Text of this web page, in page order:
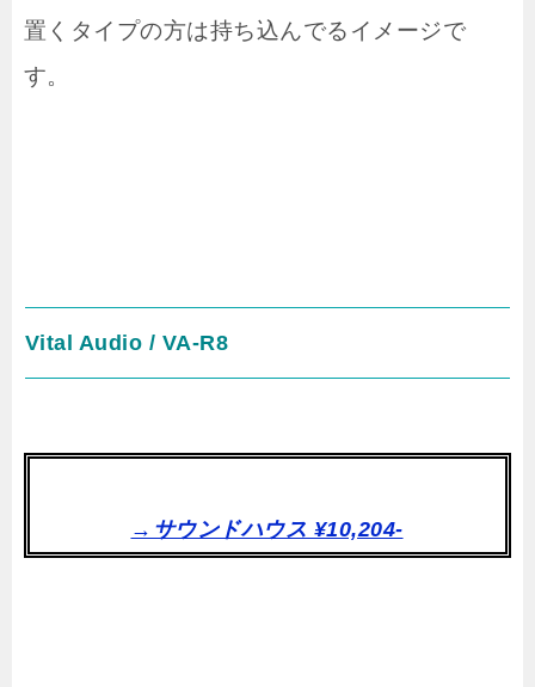
置くタイプの方は持ち込んでるイメージで
す。
Vital Audio / VA-R8
→サウンドハウス ¥10,204-